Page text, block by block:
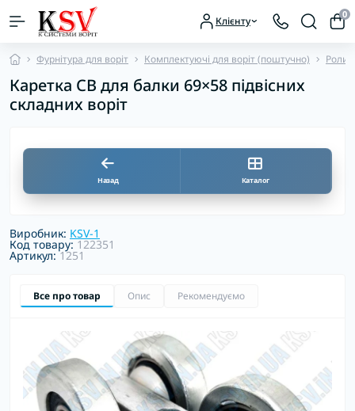
Клієнту 0
Фурнітура для воріт Комплектуючі для воріт (поштучно)
Каретка СВ для балки 69×58 підвісних
складних воріт
Назад Каталог
Виробник: KSV-1
Код товару:122351
Артикул:1251
Все про товар Опис Рекомендуємо